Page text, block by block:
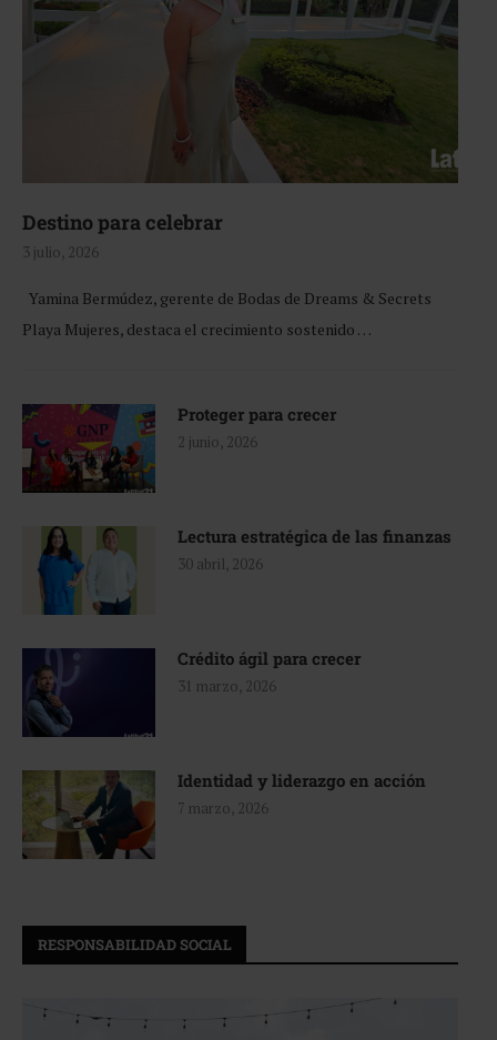
Destino para celebrar
3 julio, 2026
Yamina Bermúdez, gerente de Bodas de Dreams & Secrets
Playa Mujeres, destaca el crecimiento sostenido …
Proteger para crecer
2 junio, 2026
Lectura estratégica de las finanzas
30 abril, 2026
Crédito ágil para crecer
31 marzo, 2026
Identidad y liderazgo en acción
7 marzo, 2026
RESPONSABILIDAD SOCIAL